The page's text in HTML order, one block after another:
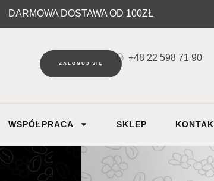
DARMOWA DOSTAWA OD 100ZŁ
ZALOGUJ SIĘ
+48 22 598 71 90‬
WSPÓŁPRACA SKLEP